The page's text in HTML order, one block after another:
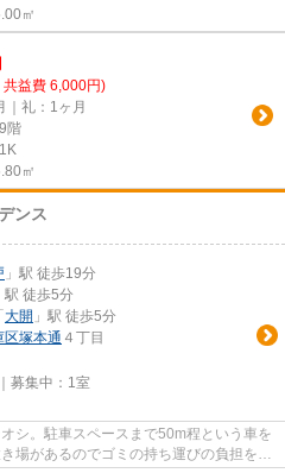
㎡
共益費 6,000円)
｜礼：1ヶ月
階
㎡
ンス
」駅 徒歩19分
駅 徒歩5分
大開 」駅 徒歩5分
区塚本通 ４丁目
募集中： 1室
シ。駐車スペースまで50m程という車を
場があるのでゴミの持ち運びの負担を少